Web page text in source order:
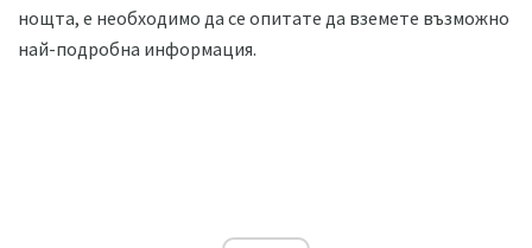
нощта, е необходимо да се опитате да вземете възможно
най-подробна информация.